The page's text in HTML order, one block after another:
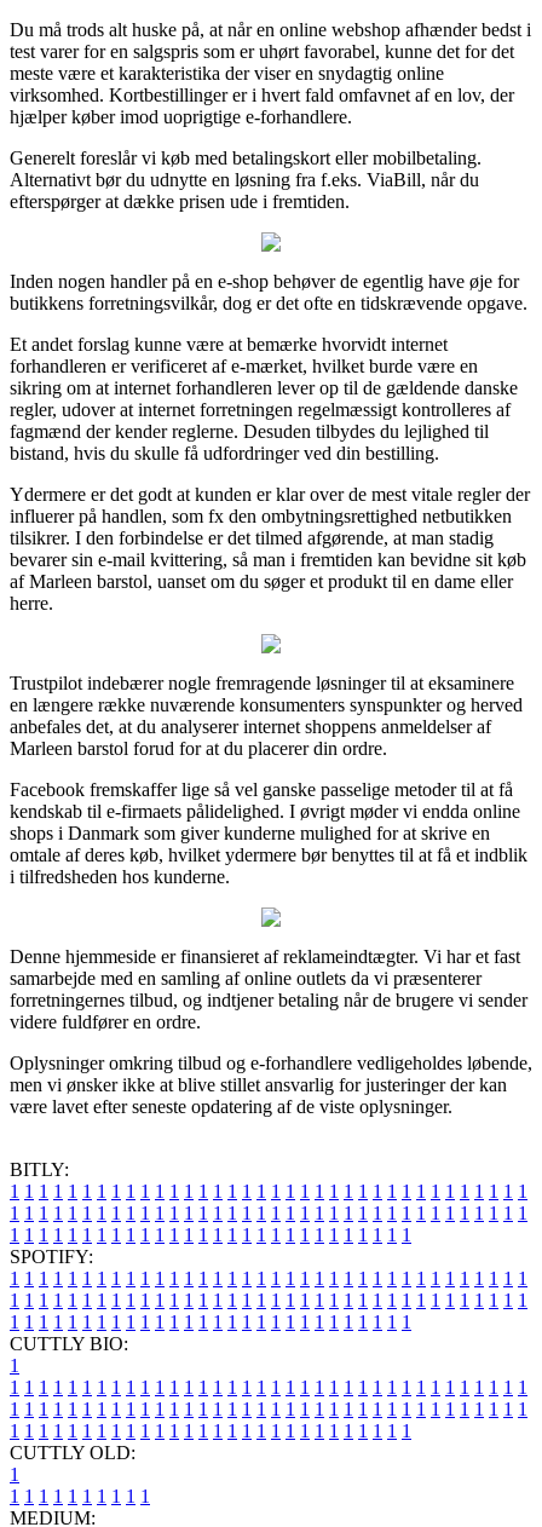
Du må trods alt huske på, at når en online webshop afhænder bedst i
test varer for en salgspris som er uhørt favorabel, kunne det for det
meste være et karakteristika der viser en snydagtig online
virksomhed. Kortbestillinger er i hvert fald omfavnet af en lov, der
hjælper køber imod uoprigtige e-forhandlere.
Generelt foreslår vi køb med betalingskort eller mobilbetaling.
Alternativt bør du udnytte en løsning fra f.eks. ViaBill, når du
efterspørger at dække prisen ude i fremtiden.
Inden nogen handler på en e-shop behøver de egentlig have øje for
butikkens forretningsvilkår, dog er det ofte en tidskrævende opgave.
Et andet forslag kunne være at bemærke hvorvidt internet
forhandleren er verificeret af e-mærket, hvilket burde være en
sikring om at internet forhandleren lever op til de gældende danske
regler, udover at internet forretningen regelmæssigt kontrolleres af
fagmænd der kender reglerne. Desuden tilbydes du lejlighed til
bistand, hvis du skulle få udfordringer ved din bestilling.
Ydermere er det godt at kunden er klar over de mest vitale regler der
influerer på handlen, som fx den ombytningsrettighed netbutikken
tilsikrer. I den forbindelse er det tilmed afgørende, at man stadig
bevarer sin e-mail kvittering, så man i fremtiden kan bevidne sit køb
af Marleen barstol, uanset om du søger et produkt til en dame eller
herre.
Trustpilot indebærer nogle fremragende løsninger til at eksaminere
en længere række nuværende konsumenters synspunkter og herved
anbefales det, at du analyserer internet shoppens anmeldelser af
Marleen barstol forud for at du placerer din ordre.
Facebook fremskaffer lige så vel ganske passelige metoder til at få
kendskab til e-firmaets pålidelighed. I øvrigt møder vi endda online
shops i Danmark som giver kunderne mulighed for at skrive en
omtale af deres køb, hvilket ydermere bør benyttes til at få et indblik
i tilfredsheden hos kunderne.
Denne hjemmeside er finansieret af reklameindtægter. Vi har et fast
samarbejde med en samling af online outlets da vi præsenterer
forretningernes tilbud, og indtjener betaling når de brugere vi sender
videre fuldfører en ordre.
Oplysninger omkring tilbud og e-forhandlere vedligeholdes løbende,
men vi ønsker ikke at blive stillet ansvarlig for justeringer der kan
være lavet efter seneste opdatering af de viste oplysninger.
BITLY:
1 1 1 1 1 1 1 1 1 1 1 1 1 1 1 1 1 1 1 1 1 1 1 1 1 1 1 1 1 1 1 1 1 1 1 1
1 1 1 1 1 1 1 1 1 1 1 1 1 1 1 1 1 1 1 1 1 1 1 1 1 1 1 1 1 1 1 1 1 1 1 1
1 1 1 1 1 1 1 1 1 1 1 1 1 1 1 1 1 1 1 1 1 1 1 1 1 1 1 1
SPOTIFY:
1 1 1 1 1 1 1 1 1 1 1 1 1 1 1 1 1 1 1 1 1 1 1 1 1 1 1 1 1 1 1 1 1 1 1 1
1 1 1 1 1 1 1 1 1 1 1 1 1 1 1 1 1 1 1 1 1 1 1 1 1 1 1 1 1 1 1 1 1 1 1 1
1 1 1 1 1 1 1 1 1 1 1 1 1 1 1 1 1 1 1 1 1 1 1 1 1 1 1 1
CUTTLY BIO:
1
1 1 1 1 1 1 1 1 1 1 1 1 1 1 1 1 1 1 1 1 1 1 1 1 1 1 1 1 1 1 1 1 1 1 1 1
1 1 1 1 1 1 1 1 1 1 1 1 1 1 1 1 1 1 1 1 1 1 1 1 1 1 1 1 1 1 1 1 1 1 1 1
1 1 1 1 1 1 1 1 1 1 1 1 1 1 1 1 1 1 1 1 1 1 1 1 1 1 1 1
CUTTLY OLD:
1
1 1 1 1 1 1 1 1 1 1
MEDIUM: